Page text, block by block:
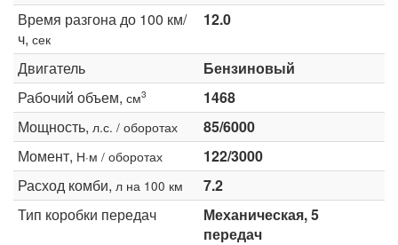
Время разгона до 100 км/
ч, сек
12.0
Двигатель
Бензиновый
Рабочий объем, см3
1468
Мощность, л.с. / оборотах
85/6000
Момент, Н·м / оборотах
122/3000
Расход комби, л на 100 км
7.2
Тип коробки передач
Механическая, 5
передач